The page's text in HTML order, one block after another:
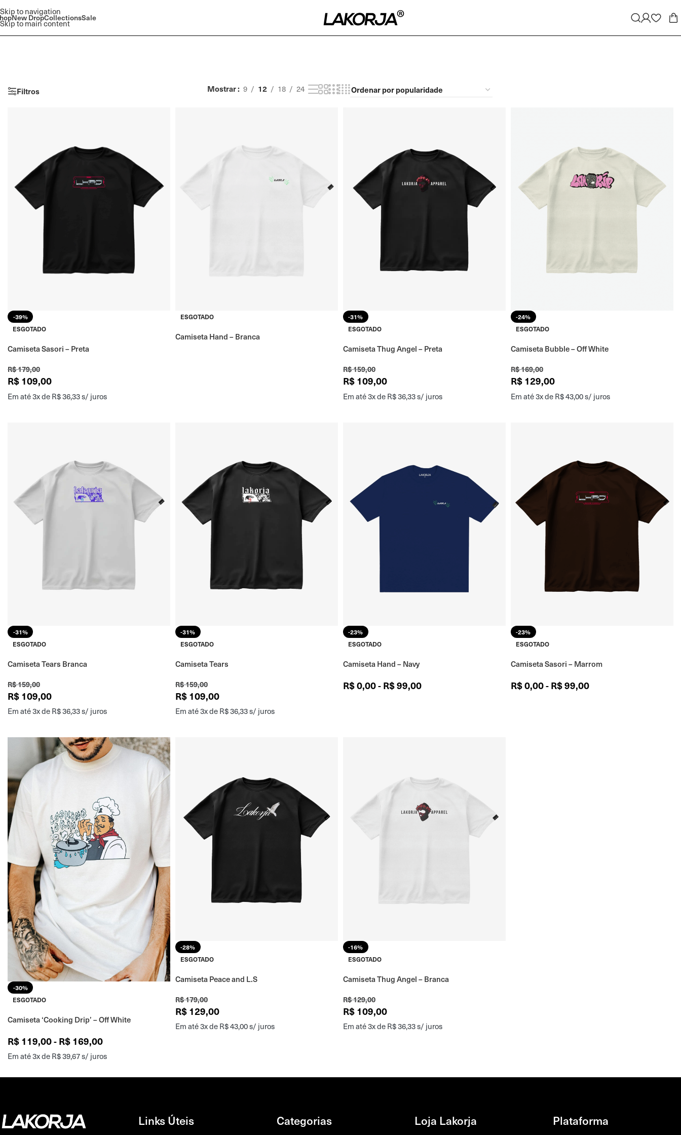
Skip to navigation
Skip to main content
New DropCollectionsSale
Filtros Mostrar 9 12 18 24
-39%
ESGOTADO
Camiseta Sasori – Preta
R$179,00
R$109,00
Em até 3x de R$36,33s/ juros
ESGOTADO
Camiseta Hand – Branca
-31%
ESGOTADO
Camiseta Thug Angel – Preta
R$159,00
R$109,00
Em até 3x de R$36,33s/ juros
-24%
ESGOTADO
Camiseta Bubble – Off White
R$169,00
R$129,00
Em até 3x de R$43,00s/ juros
-31%
ESGOTADO
Camiseta Tears Branca
R$159,00
R$109,00
Em até 3x de R$36,33s/ juros
-31%
ESGOTADO
Camiseta Tears
R$159,00
R$109,00
Em até 3x de R$36,33s/ juros
-23%
ESGOTADO
Camiseta Hand – Navy
R$0,00-R$99,00
-23%
ESGOTADO
Camiseta Sasori – Marrom
R$0,00-R$99,00
-30%
ESGOTADO
Camiseta ‘Cooking Drip’ – Off White
R$119,00-R$169,00
Em até 3x de R$39,67s/ juros
-28%
ESGOTADO
Camiseta Peace and L.S
R$179,00
R$129,00
Em até 3x de R$43,00s/ juros
-16%
ESGOTADO
Camiseta Thug Angel – Branca
R$129,00
R$109,00
Em até 3x de R$36,33s/ juros
Links Úteis Categorias Loja Lakorja Plataforma